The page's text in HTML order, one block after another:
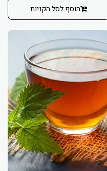
הוסף לסל הקניות